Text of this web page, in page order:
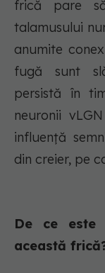
frică pare
talamusului
anumite
fugă sunt
persistă în
neuronii
influență
din creier, pe
De ce este
această